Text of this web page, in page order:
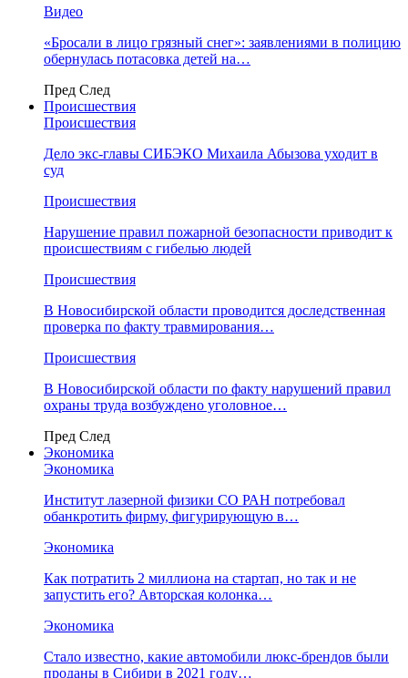
Видео
«Бросали в лицо грязный снег»: заявлениями в полицию
обернулась потасовка детей на…
Пред След
Происшествия
Происшествия
Дело экс-главы СИБЭКО Михаила Абызова уходит в
суд
Происшествия
Нарушение правил пожарной безопасности приводит к
происшествиям с гибелью людей
Происшествия
В Новосибирской области проводится доследственная
проверка по факту травмирования…
Происшествия
В Новосибирской области по факту нарушений правил
охраны труда возбуждено уголовное…
Пред След
Экономика
Экономика
Институт лазерной физики СО РАН потребовал
обанкротить фирму, фигурирующую в…
Экономика
Как потратить 2 миллиона на стартап, но так и не
запустить его? Авторская колонка…
Экономика
Стало известно, какие автомобили люкс-брендов были
проданы в Сибири в 2021 году…